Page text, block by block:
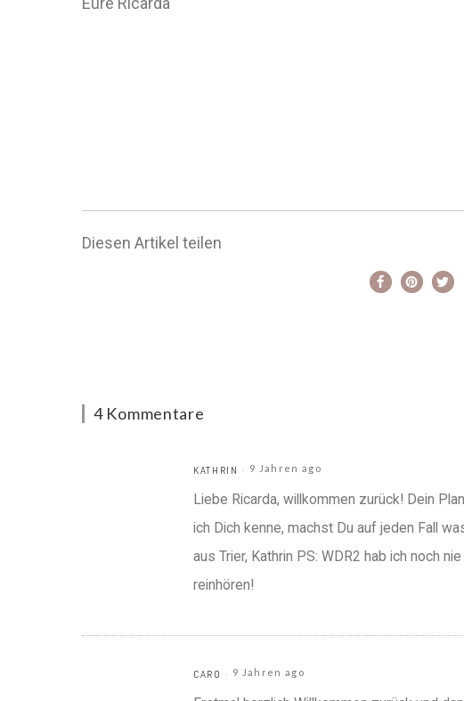
Diesen Artikel teilen
4 Kommentare
KATHRIN 9 Jahren ago
Liebe Ricarda, willkommen zurück! Dein
ich Dich kenne, machst Du auf jeden Fall
aus Trier, Kathrin PS: WDR2 hab ich noch
reinhören!
CARO 9 Jahren ago